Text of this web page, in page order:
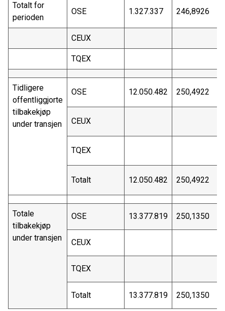
Totalt for
perioden
OSE 1.327.337 246,8926
CEUX
TQEX
Tidligere
offentliggjorte
tilbakekjøp
under transjen
OSE 12.050.482 250,4922
CEUX
TQEX
Totalt 12.050.482 250,4922
Totale
tilbakekjøp
under transjen
OSE 13.377.819 250,1350
CEUX
TQEX
Totalt 13.377.819 250,1350